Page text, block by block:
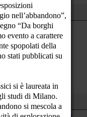
di questo calendario
nell’abbandono”,
“Da borghi
evento a carattere
spopolati della
stati pubblicati su
si è laureata in
studi di Milano.
si mescola a